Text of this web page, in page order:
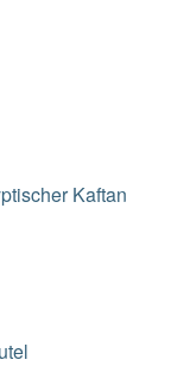
Kaftan